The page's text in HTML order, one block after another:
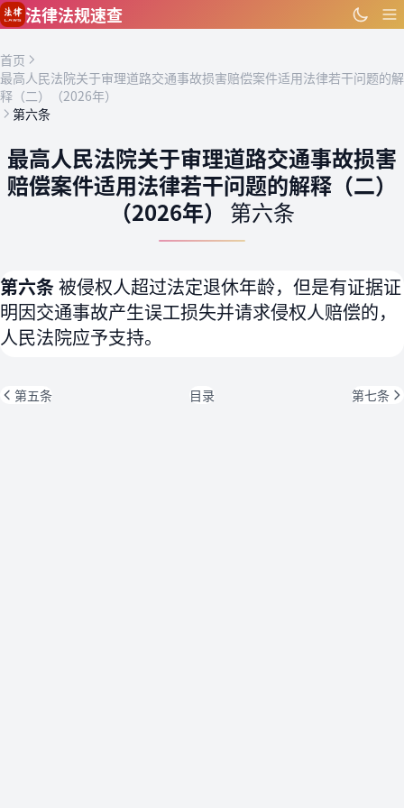
跳到主要内容
法律法规速查
首页
最高人民法院关于审理道路交通事故损害赔偿案件适用法律若干问题的解
释（二）（2026年）
第六条
最高人民法院关于审理道路交通事故损害
赔偿案件适用法律若干问题的解释（二）
（2026年） 第六条
第六条被侵权人超过法定退休年龄，但是有证据证
明因交通事故产生误工损失并请求侵权人赔偿的，
人民法院应予支持。
第五条 目录 第七条